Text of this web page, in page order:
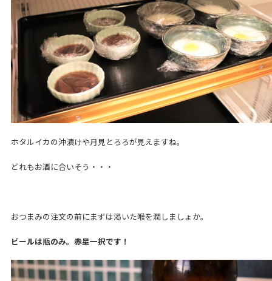
ホタルイカの沖漬けや月見とろろが見えますね。
どれもお酒に合いそう・・・
おつまみの注文の前にまずは渇いた喉を潤しましょか。
ビールは瓶のみ。赤星一択です！